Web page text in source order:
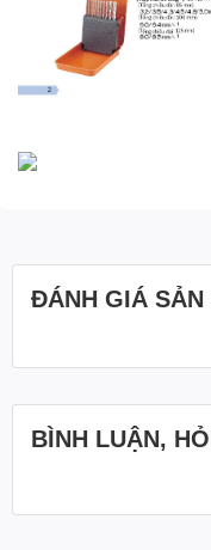
ĐÁNH GIÁ SẢN
BÌNH LUẬN,